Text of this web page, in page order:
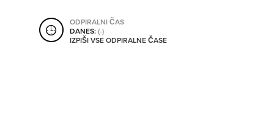
ODPIRALNI ČAS
DANES:(-)
IZPIŠI VSE ODPIRALNE ČASE